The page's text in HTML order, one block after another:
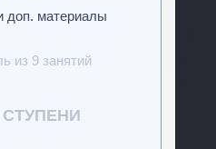
доп. материалы
СТУПЕНИ
из 9 занятий